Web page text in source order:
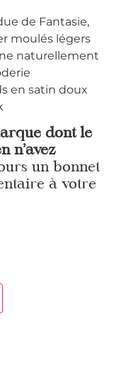
de Fantasie,
moulés légers
naturellement
en satin doux
dont le
n’avez
un bonnet
à votre